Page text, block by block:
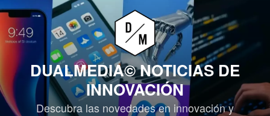
Saltar
contenido
DUALMEDIA© NOTICIAS DE
INNOVACIÓN
Descubra las novedades en innovación y